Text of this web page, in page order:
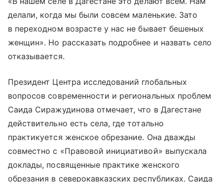
делали, когда мы были совсем маленькие. Зато
в переходном возрасте у нас не бывает бешеных
женщин». Но рассказать подробнее и назвать село
отказывается.
Президент Центра исследований глобальных
вопросов современности и региональных проблем
Саида Сиражудинова отмечает, что в Дагестане
действительно есть села, где тотально
практикуется женское обрезание. Она дважды
совместно с «Правовой инициативой» выпускала
доклады, посвященные практике женского
обрезания в северокавказских республиках. Саида